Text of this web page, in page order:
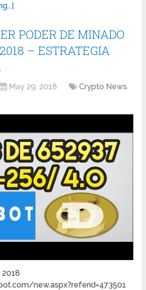
PODER DE MINADO
– ESTRATEGIA
May 29, 2018 Crypto News,
2018
new.aspx?referid=473501